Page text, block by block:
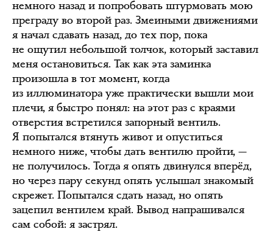
немного назад и попробовать штурмовать мою
преграду во второй раз. Змеиными движениями
я начал сдавать назад, до тех пор, пока
не ощутил небольшой толчок, который заставил
меня остановиться. Так как эта заминка
произошла в тот момент, когда
из иллюминатора уже практически вышли мои
плечи, я быстро понял: на этот раз с краями
отверстия встретился запорный вентиль.
Я попытался втянуть живот и опуститься
немного ниже, чтобы дать вентилю пройти, —
не получилось. Тогда я опять двинулся вперёд,
но через пару секунд опять услышал знакомый
скрежет. Попытался сдать назад, но опять
зацепил вентилем край. Вывод напрашивался
сам собой: я застрял.